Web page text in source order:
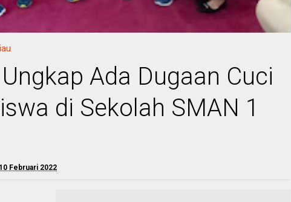
Ada Dugaan Cuci
di Sekolah SMAN 1
Februari 2022